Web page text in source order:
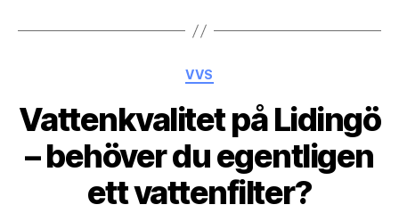
Kategorier
VVS
Vattenkvalitet på Lidingö
– behöver du egentligen
ett vattenfilter?